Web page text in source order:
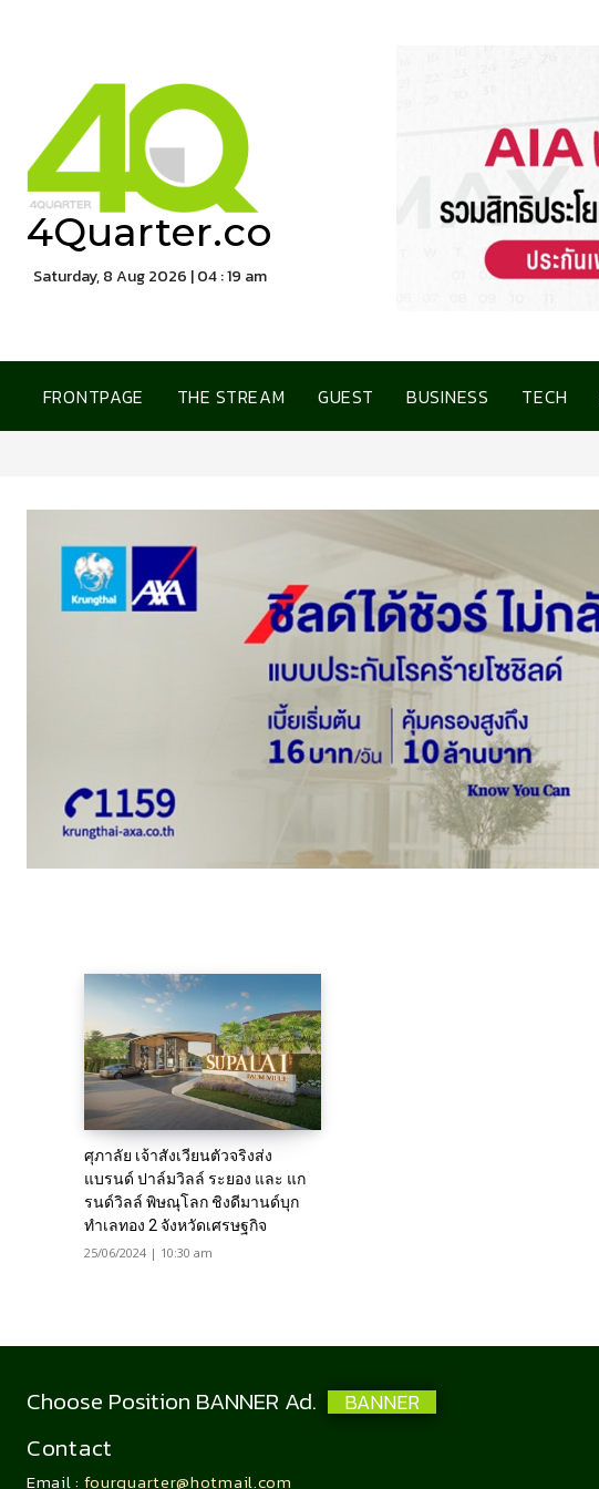
4Quarter.co
Saturday, 8 Aug 2026 | 04 : 19 am
FRONTPAGE THE STREAM GUEST BUSINESS TECH
ศุภาลัย เจ้าสังเวียนตัวจริงส่ง
แบรนด์ ปาล์มวิลล์ ระยอง และ แก
รนด์วิลล์ พิษณุโลก ชิงดีมานด์บุก
ทำเลทอง 2 จังหวัดเศรษฐกิจ
25/06/2024 | 10:30 am
Choose Position BANNER Ad. BANNER
Contact
Email : fourquarter@hotmail.com